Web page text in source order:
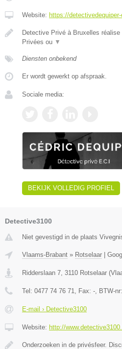
Website: https://
Detective Privé à Bruxelles
Privées ou ▼
Diensten onbekend
Er wordt gewerkt op afspraak.
Sociale media:
BEKIJK VOLLEDIG PROFIEL
Detective3100
Niet gevestigd in de plaats
Vlaams-Brabant » Rotselaar
Ridderslaan 7 3110 Rotselaar (
Tel: 0477 74 76 71 , Fax: - , BTW-nr:
E-mail › Detective3100
Website: http://
Onderzoeken in de privésfeer.